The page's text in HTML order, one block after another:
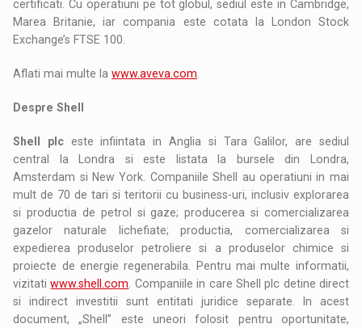
certificati. Cu operatiuni pe tot globul, sediul este in Cambridge,
Marea Britanie, iar compania este cotata la London Stock
Exchange’s FTSE 100.
Aflati mai multe lawww.aveva.com
Despre Shell
Shell plceste infiintata in Anglia si Tara Galilor, are sediul
central la Londra si este listata la bursele din Londra,
Amsterdam si New York. Companiile Shell au operatiuni in mai
mult de 70 de tari si teritorii cu business-uri, inclusiv explorarea
si productia de petrol si gaze; producerea si comercializarea
gazelor naturale lichefiate; productia, comercializarea si
expedierea produselor petroliere si a produselor chimice si
proiecte de energie regenerabila. Pentru mai multe informatii,
vizitatiwww.shell.com . Companiile in care Shell plc detine direct
si indirect investitii sunt entitati juridice separate. In acest
document, „Shell” este uneori folosit pentru oportunitate,